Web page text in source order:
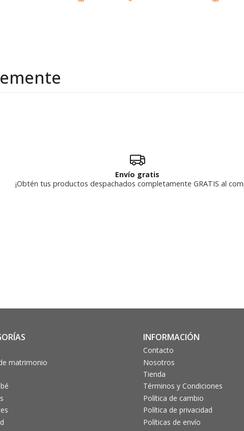
Envío gratis
¡Obtén tus productos despachados completamente GRATIS al
matrimonio
INFORMACIÓN
Contacto
Nosotros
Tienda
Términos y Condiciones
Política de cambio
Política de privacidad
Políticas de envío